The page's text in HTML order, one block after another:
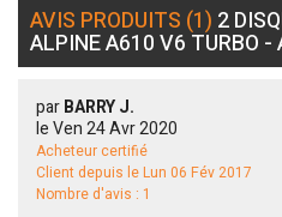
AVIS PRODUITS (1) 2
ALPINE A610 V6 TURBO -
parBARRY J.
leVen 24 Avr 2020
Acheteur certifié
Client depuis le Lun 06 Fév 2017
Nombre d'avis : 1